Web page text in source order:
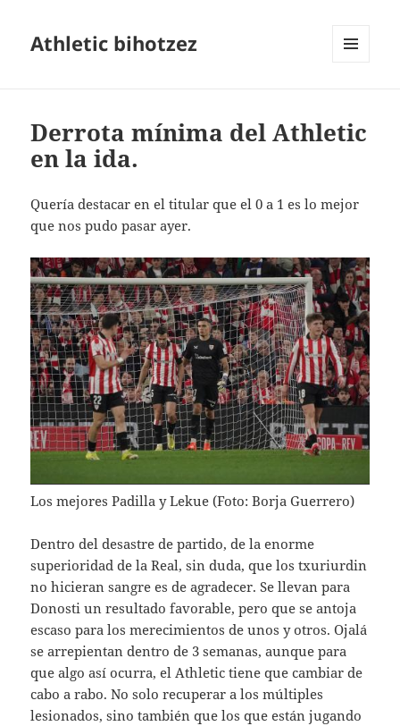
Athletic bihotzez
Derrota mínima del Athletic
en la ida.
Quería destacar en el titular que el 0 a 1 es lo mejor
que nos pudo pasar ayer.
Los mejores Padilla y Lekue (Foto: Borja Guerrero)
Dentro del desastre de partido, de la enorme
superioridad de la Real, sin duda, que los txuriurdin
no hicieran sangre es de agradecer. Se llevan para
Donosti un resultado favorable, pero que se antoja
escaso para los merecimientos de unos y otros. Ojalá
se arrepientan dentro de 3 semanas, aunque para
que algo así ocurra, el Athletic tiene que cambiar de
cabo a rabo. No solo recuperar a los múltiples
lesionados, sino también que los que están jugando